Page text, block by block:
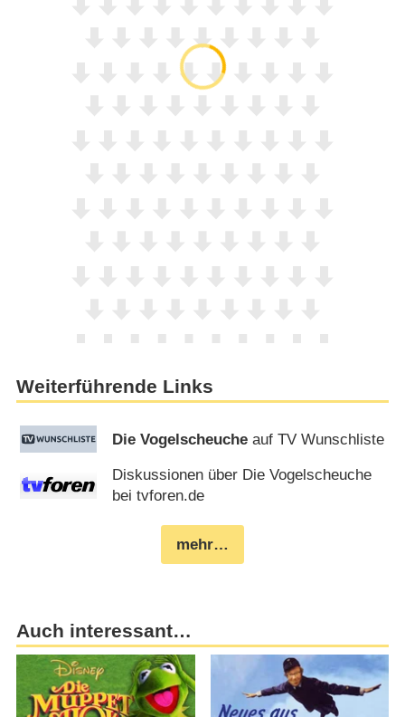
Weiterführende Links
Die Vogelscheuche auf TV Wunschliste
Diskussionen über Die Vogelscheuche
bei tvforen.de
mehr…
Auch interessant…